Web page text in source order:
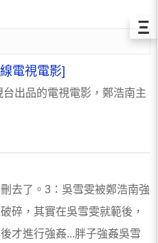
電視電影]
台出品的電視電影，鄭浩南主
去了。3：吳雪雯被鄭浩南強
碎，其實在吳雪雯就範後，
才進行強姦...胖子強姦吳雪
Ξ